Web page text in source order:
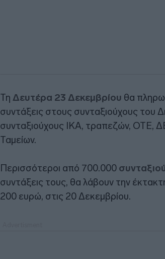
Τη Δευτέρα 23 Δεκεμβρίου θα
συντάξεις στους συνταξιούχους του
συνταξιούχους ΙΚΑ, τραπεζών,
Ταμείων.
Περισσότεροι από 700.000
συντάξεις τους, θα λάβουν την
200 ευρώ, στις 20 Δεκεμβρίου.